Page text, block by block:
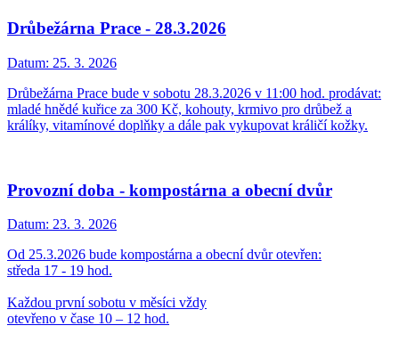
Drůbežárna Prace - 28.3.2026
Datum: 25. 3. 2026
Drůbežárna Prace bude v sobotu 28.3.2026 v 11:00 hod. prodávat:
mladé hnědé kuřice za 300 Kč, kohouty, krmivo pro drůbež a
králíky, vitamínové doplňky a dále pak vykupovat králičí kožky.
Provozní doba - kompostárna a obecní dvůr
Datum: 23. 3. 2026
Od 25.3.2026 bude kompostárna a obecní dvůr otevřen:
středa 17 - 19 hod.
Každou první sobotu v měsíci vždy
otevřeno v čase 10 – 12 hod.